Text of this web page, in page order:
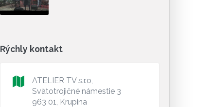
Rýchly kontakt
ATELIER TV s.r.o,
Svätotrojičné námestie 3
963 01, Krupina